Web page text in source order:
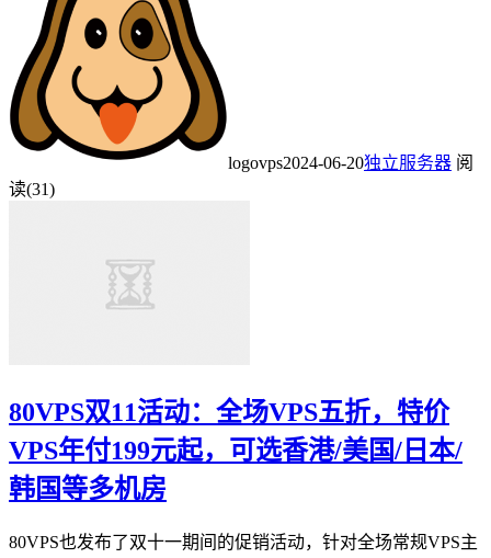
logovps2024-06-20独立服务器 阅
读(31)
80VPS双11活动：全场VPS五折，特价
VPS年付199元起，可选香港/美国/日本/
韩国等多机房
80VPS也发布了双十一期间的促销活动，针对全场常规VPS主